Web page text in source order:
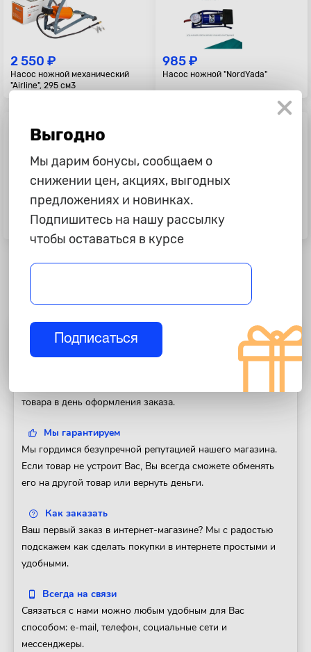
2 550 ₽
Насос ножной механический
"Airline", 295 см3
985 ₽
Насос ножной "NordYada"
795 ₽
Насос ручной "Alca"
3 995 ₽
Насос ножной "Heyner"
Полезная информация
товара в день оформления заказа.
Мы гарантируем
Мы гордимся безупречной репутацией нашего магазина.
Если товар не устроит Вас, Вы всегда сможете обменять
его на другой товар или вернуть деньги.
Как заказать
Ваш первый заказ в интернет-магазине? Мы с радостью
подскажем как сделать покупки в интернете простыми и
удобными.
Всегда на связи
Связаться с нами можно любым удобным для Вас
способом: e-mail, телефон, социальные сети и
мессенджеры.
Выгодно
Мы дарим бонусы, сообщаем о
снижении цен, акциях, выгодных
предложениях и новинках.
Подпишитесь на нашу рассылку
чтобы оставаться в курсе
Подписаться